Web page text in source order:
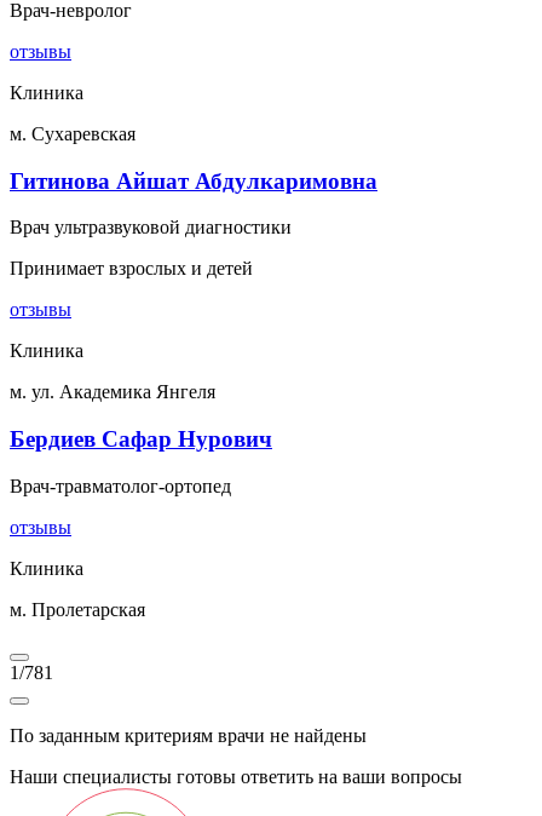
Врач-невролог
отзывы
Клиника
м. Сухаревская
Гитинова Айшат Абдулкаримовна
Врач ультразвуковой диагностики
Принимает взрослых и детей
отзывы
Клиника
м. ул. Академика Янгеля
Бердиев Сафар Нурович
Врач-травматолог-ортопед
отзывы
Клиника
м. Пролетарская
1/781
По заданным критериям врачи не найдены
Наши специалисты готовы ответить на ваши вопросы